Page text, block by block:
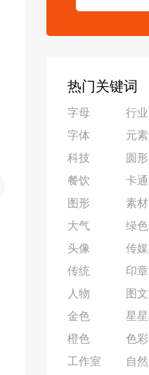
热门关键词
字母 行业
字体
元素
科技
圆形
餐饮
卡通
图形
素材
大气
绿色
头像
传媒
传统
印章
人物
图文
金色
星星
橙色
色彩
工作室
自然